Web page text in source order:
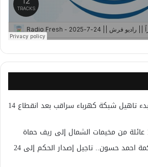
وزير الطاقة السوري: بدء تاهيل شبكة كهرباء سراقب بعد انقطاع 14
الجلسة الخامسة لمحاكمة احمد حسون.. تاجيل إصدار الحكم إلى 24